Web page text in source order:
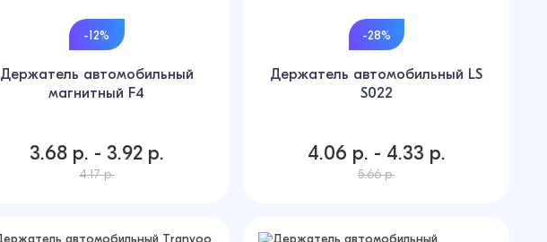
-12%
Держатель автомобильный
магнитный F4
3.68 р. - 3.92 р.
4.17 р.
-28%
Держатель автомобильный LS
S022
4.06 р. - 4.33 р.
5.66 р.